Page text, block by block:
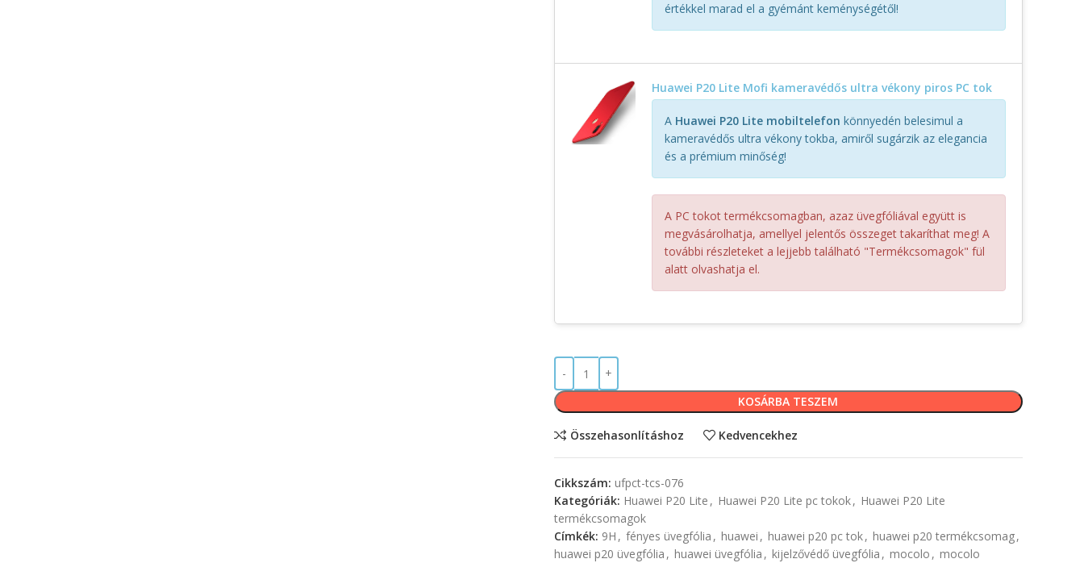
értékkel marad el a gyémánt keménységétől!
Huawei P20 Lite Mofi kameravédős ultra vékony piros PC tok
A Huawei P20 Lite mobiltelefon könnyedén belesimul a
kameravédős ultra vékony tokba, amiről sugárzik az elegancia
és a prémium minőség!
A PC tokot termékcsomagban, azaz üvegfóliával együtt is
megvásárolhatja, amellyel jelentős összeget takaríthat meg! A
további részleteket a lejjebb található "Termékcsomagok" fül
alatt olvashatja el.
KOSÁRBA TESZEM
Összehasonlításhoz Kedvencekhez
Cikkszám: ufpct-tcs-076
Kategóriák: Huawei P20 Lite , Huawei P20 Lite pc tokok, Huawei P20 Lite
termékcsomagok
Címkék: 9H , fényes üvegfólia , huawei , huawei p20 pc tok, huawei p20 termékcsomag,
huawei p20 üvegfólia , huawei üvegfólia , kijelzővédő üvegfólia , mocolo , mocolo